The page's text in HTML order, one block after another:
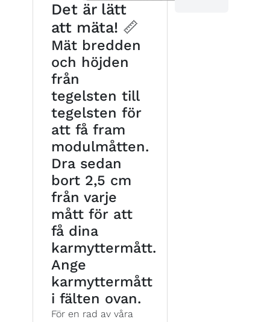
Det är lätt
att mäta! 📏
Mät bredden
och höjden
från
tegelsten till
tegelsten för
att få fram
modulmåtten.
Dra sedan
bort 2,5 cm
från varje
mått för att
få dina
karmyttermått.
Ange
karmyttermått
i fälten ovan.
För en rad av våra